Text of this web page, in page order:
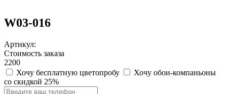
W03-016
Артикул:
Стоимость заказа
2200
Хочу бесплатную цветопробу
Хочу обои-компаньоны
со скидкой 25%